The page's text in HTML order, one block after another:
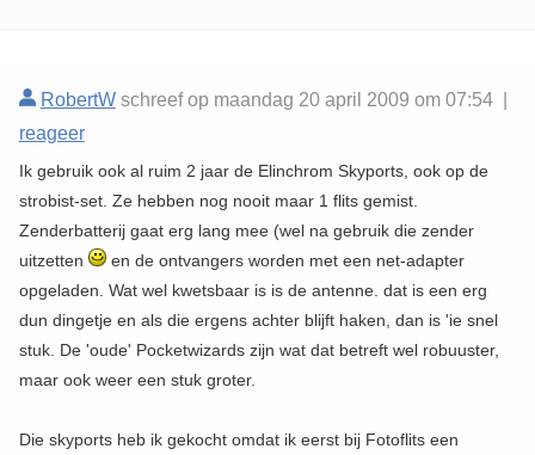
RobertWschreef op maandag 20 april 2009 om 07:54 |
reageer
Ik gebruik ook al ruim 2 jaar de Elinchrom Skyports, ook op de
strobist-set. Ze hebben nog nooit maar 1 flits gemist.
Zenderbatterij gaat erg lang mee (wel na gebruik die zender
uitzetten
en de ontvangers worden met een net-adapter
opgeladen. Wat wel kwetsbaar is is de antenne. dat is een erg
dun dingetje en als die ergens achter blijft haken, dan is 'ie snel
stuk. De 'oude' Pocketwizards zijn wat dat betreft wel robuuster,
maar ook weer een stuk groter.
Die skyports heb ik gekocht omdat ik eerst bij Fotoflits een